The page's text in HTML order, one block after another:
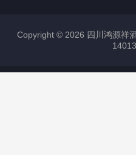
Copyright © 2026 四川鸿源祥